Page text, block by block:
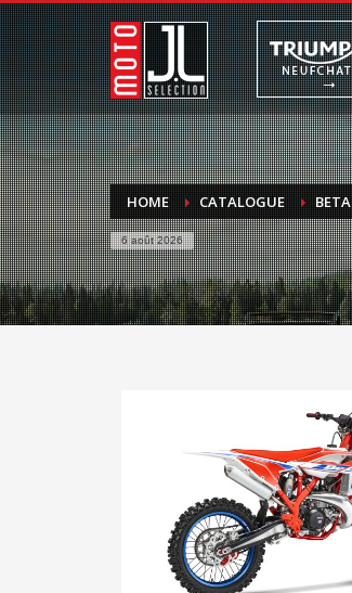
HOME CATALOGUE BETA
6 août 2026